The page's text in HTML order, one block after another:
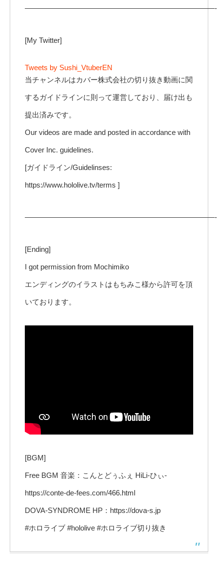
——————————————————————————-
[My Twitter]
Tweets by Sushi_VtuberEN
当チャンネルはカバー株式会社の切り抜き動画に関
するガイドラインに則って運営しており、届け出も
提出済みです。
Our videos are made and posted in accordance with
Cover Inc. guidelines.
[ガイドライン/Guidelinses:
https://www.hololive.tv/terms ]
——————————————————————————-
[Ending]
I got permission from Mochimiko
エンディングのイラストはもちみこ様から許可を頂
いております。
[BGM]
Free BGM 音楽：こんとどぅふぇ HiLi-ひぃ-
https://conte-de-fees.com/466.html
DOVA-SYNDROME HP：https://dova-s.jp
#ホロライブ #hololive #ホロライブ切り抜き